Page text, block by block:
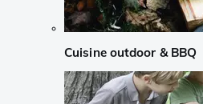
Cuisine outdoor & BBQ